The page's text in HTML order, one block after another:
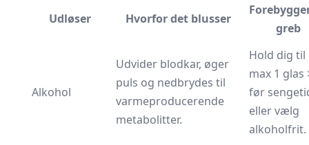
Udløser Hvorfor det blusser
greb
Alkohol
Udvider blodkar, øger
puls og nedbrydes til
varmeproducerende
metabolitter.
Hold dig til
max 1 glas
før
eller vælg
alkoholfrit.